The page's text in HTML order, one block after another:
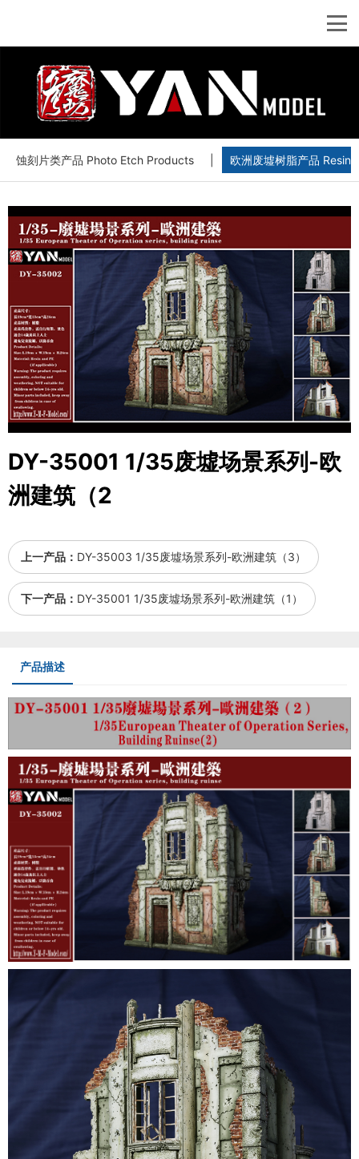
蚀刻片类产品 Photo Etch Products 欧洲废墟树脂产品 Resin
DY-35001 1/35废墟场景系列-欧
洲建筑（2
上一产品： DY-35003 1/35废墟场景系列-欧洲建筑（3）
下一产品： DY-35001 1/35废墟场景系列-欧洲建筑（1）
产品描述